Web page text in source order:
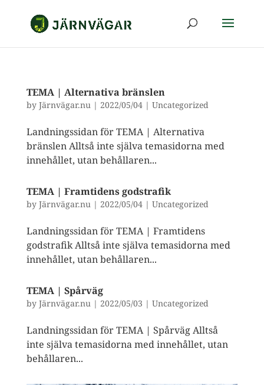
TEMA | Alternativa bränslen
by Järnvägar.nu| 2022/05/04| Uncategorized
Landningssidan för TEMA | Alternativa
bränslen Alltså inte själva temasidorna med
innehållet, utan behållaren...
TEMA | Framtidens godstrafik
by Järnvägar.nu| 2022/05/04| Uncategorized
Landningssidan för TEMA | Framtidens
godstrafik Alltså inte själva temasidorna med
innehållet, utan behållaren...
TEMA | Spårväg
by Järnvägar.nu| 2022/05/03 | Uncategorized
Landningssidan för TEMA | Spårväg Alltså
inte själva temasidorna med innehållet, utan
behållaren...